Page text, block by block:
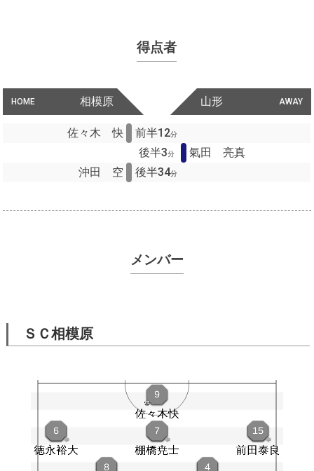
得点者
HOME 相模原 AWAY
山形
佐々木 快 前半12分
後半3分
氣田 亮真
沖田 空
後半34分
メンバー
ＳＣ相模原